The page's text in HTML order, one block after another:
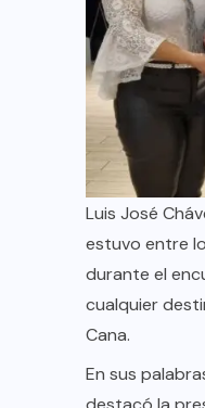
Luis José
estuvo entre
durante el
cualquier
Cana.
En sus